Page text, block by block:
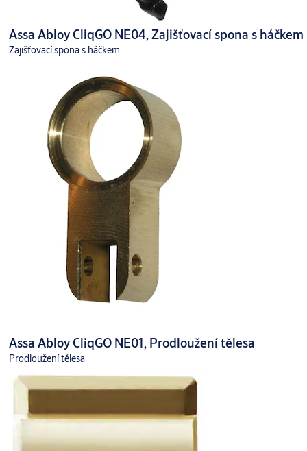
Assa Abloy CliqGO NE04, Zajišťovací spona s háčkem
Zajišťovací spona s háčkem
Assa Abloy CliqGO NE01, Prodloužení tělesa
Prodloužení tělesa